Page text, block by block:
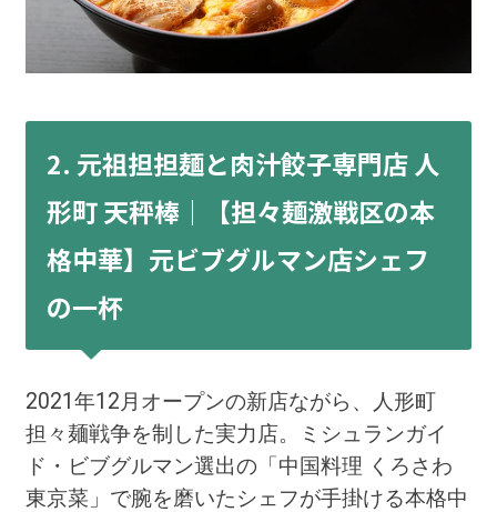
2. 元祖担担麺と肉汁餃子専門店 人
形町 天秤棒｜【担々麺激戦区の本
格中華】元ビブグルマン店シェフ
の一杯
2021年12月オープンの新店ながら、人形町
担々麺戦争を制した実力店。ミシュランガイ
ド・ビブグルマン選出の「中国料理 くろさわ
東京菜」で腕を磨いたシェフが手掛ける本格中